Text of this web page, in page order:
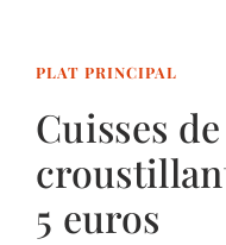
PLAT PRINCIPAL
Cuisses
5 euros